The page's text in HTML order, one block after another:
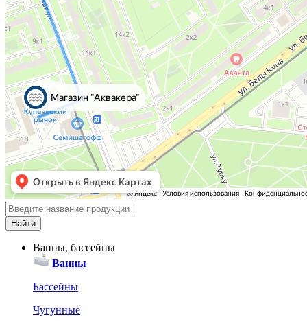
Ванны, бассейны
Ванны
Бассейны
Чугунные